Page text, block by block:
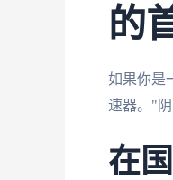
的
如果你是
速器。"
在